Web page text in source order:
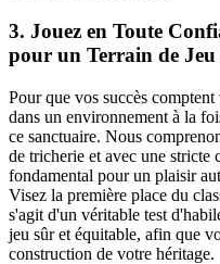
3. Jouez en Toute
pour un Terrain de Jeu
Pour que vos succès
dans un environnement à la
ce sanctuaire. Nous
de tricherie et avec une stricte
fondamental pour un plaisir
Visez la première place du
s'agit d'un véritable test
jeu sûr et équitable, afin que
construction de votre héritage.